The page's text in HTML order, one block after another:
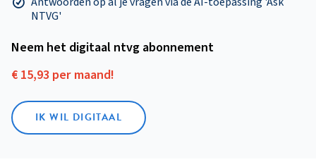
NTVG'
Neem het digitaal ntvg abonnement
€ 15,93 per maand!
IK WIL DIGITAAL